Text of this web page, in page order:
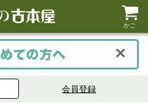
かご
会員登録